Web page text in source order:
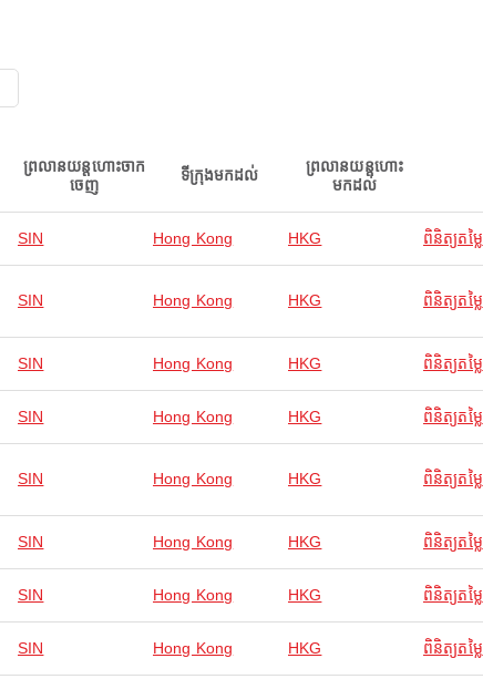
ព្រលានយន្តហោះចាក
ចេញ
ទីក្រុងមកដល់
ព្រលានយន្តហោះ
មកដល់
SIN Hong Kong HKG ពិនិត្យតម្លៃ
SIN Hong Kong HKG ពិនិត្យតម្លៃ
SIN Hong Kong HKG ពិនិត្យតម្លៃ
SIN Hong Kong HKG ពិនិត្យតម្លៃ
SIN Hong Kong HKG ពិនិត្យតម្លៃ
SIN Hong Kong HKG ពិនិត្យតម្លៃ
SIN Hong Kong HKG ពិនិត្យតម្លៃ
SIN Hong Kong HKG ពិនិត្យតម្លៃ